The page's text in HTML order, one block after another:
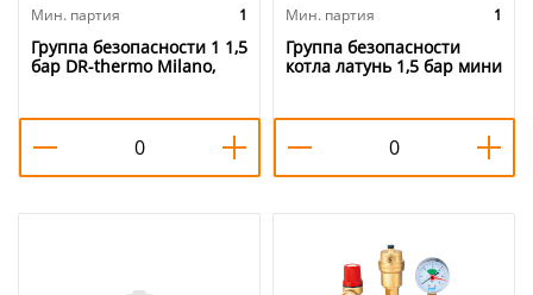
Мин. партия
1
Группа безопасности 1 1,5
бар DR-thermo Milano,
Мин. партия
1
Группа безопасности
котла латунь 1,5 бар мини